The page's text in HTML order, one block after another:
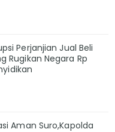
Perjanjian Jual Beli
Rugikan Negara Rp
Aman Suro,Kapolda